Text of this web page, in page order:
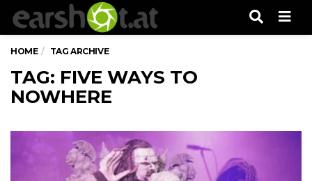
HOME TAG ARCHIVE
TAG: FIVE WAYS TO
NOWHERE